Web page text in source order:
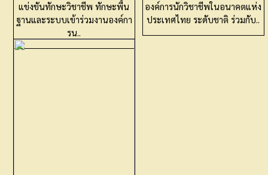
แข่งขันทักษะวิชาชีพ ทักษะพื้น
ฐานและระบบเข้าร่วมงานองค์กา
รน..
องค์การนักวิชาชีพในอนาคตแห่ง
ประเทศไทย ระดับชาติ ร่วมกับ..